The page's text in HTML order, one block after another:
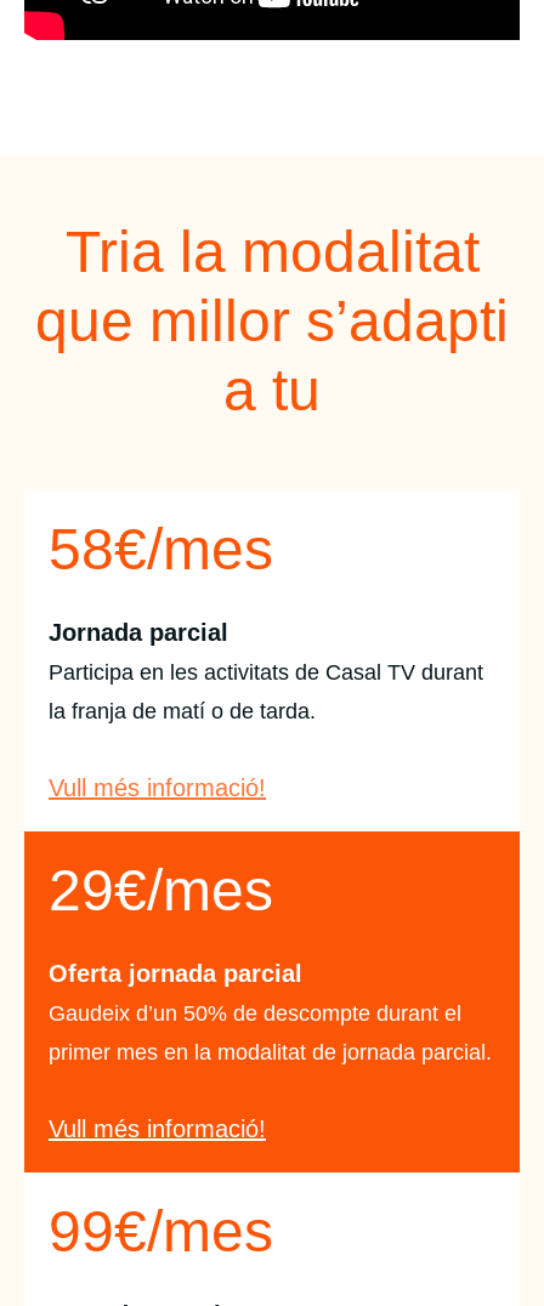
Tria la modalitat
que millor s’adapti
a tu
58€/mes
Jornada parcial
Participa en les activitats de Casal TV durant
la franja de matí o de tarda.
Vull més informació!
29€/mes
Oferta jornada parcial
Gaudeix d’un 50% de descompte durant el
primer mes en la modalitat de jornada parcial.
Vull més informació!
99€/mes